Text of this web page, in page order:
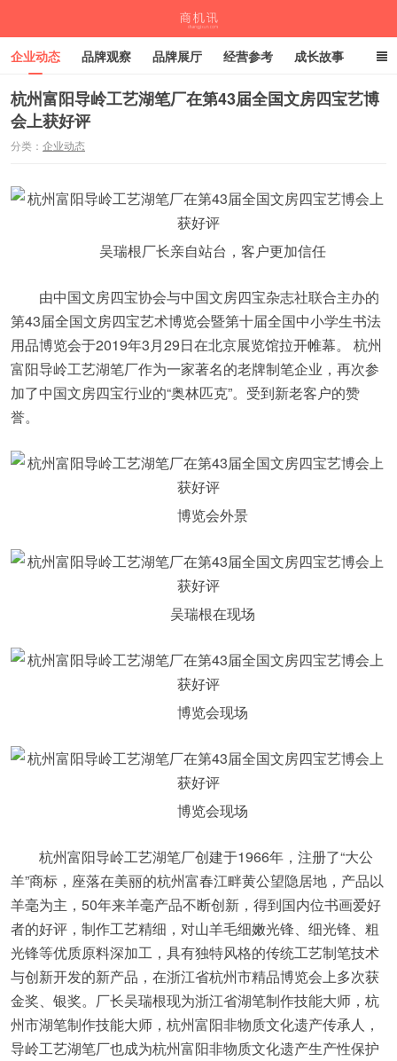
企业动态 品牌观察 品牌展厅 经营参考 成长故事
深度观察 伙伴计划
杭州富阳导岭工艺湖笔厂在第43届全国文房四宝艺博
会上获好评
分类： 企业动态
吴瑞根厂长亲自站台，客户更加信任
由中国文房四宝协会与中国文房四宝杂志社联合主办的
第43届全国文房四宝艺术博览会暨第十届全国中小学生书法
用品博览会于2019年3月29日在北京展览馆拉开帷幕。 杭州
富阳导岭工艺湖笔厂作为一家著名的老牌制笔企业，再次参
加了中国文房四宝行业的“奥林匹克”。受到新老客户的赞
誉。
博览会外景
吴瑞根在现场
博览会现场
博览会现场
杭州富阳导岭工艺湖笔厂创建于1966年，注册了“大公
羊”商标，座落在美丽的杭州富春江畔黄公望隐居地，产品以
羊毫为主，50年来羊毫产品不断创新，得到国内位书画爱好
者的好评，制作工艺精细，对山羊毛细嫩光锋、细光锋、粗
光锋等优质原料深加工，具有独特风格的传统工艺制笔技术
与创新开发的新产品，在浙江省杭州市精品博览会上多次获
金奖、银奖。厂长吴瑞根现为浙江省湖笔制作技能大师，杭
州市湖笔制作技能大师，杭州富阳非物质文化遗产传承人，
导岭工艺湖笔厂也成为杭州富阳非物质文化遗产生产性保护